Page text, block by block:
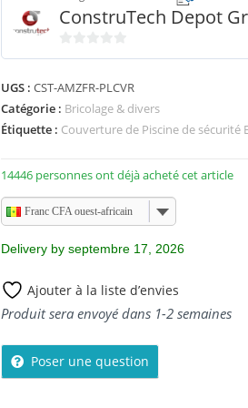
ConstruTech Depot
u
r
5
UGS : CST-AMZFR-PLCVR
Catégorie : Bricolage & divers
Étiquette : Couverture de Piscine de sécurité
14446 personnes ont déjà acheté cet article
Franc CFA ouest-africain
Delivery by septembre 17, 2026
Ajouter à la liste d’envies
Produit sera envoyé dans 1-2 semaines
Poser une question